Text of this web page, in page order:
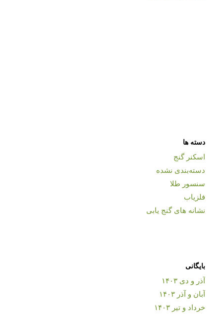
دسته ها
اسکنر گنج
دسته‌بندی نشده
سنسور طلا
فلزیاب
نشانه های گنج یابی
بایگانی
آذر و دی ۱۴۰۳
آبان و آذر ۱۴۰۳
خرداد و تیر ۱۴۰۳